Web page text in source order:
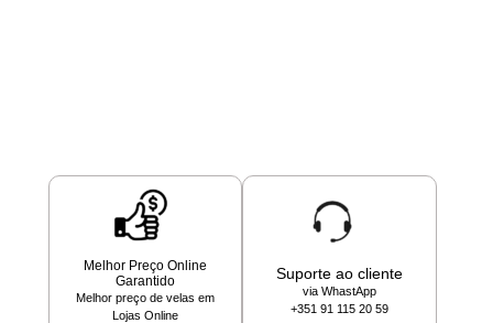
Melhor Preço Online
Garantido
Melhor preço de velas em
Lojas Online
Suporte ao cliente
via WhastApp
+351 91 115 20 59